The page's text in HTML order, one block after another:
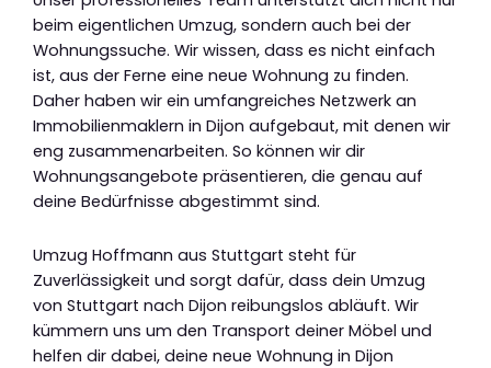
beim eigentlichen Umzug, sondern auch bei der
Wohnungssuche. Wir wissen, dass es nicht einfach
ist, aus der Ferne eine neue Wohnung zu finden.
Daher haben wir ein umfangreiches Netzwerk an
Immobilienmaklern in Dijon aufgebaut, mit denen wir
eng zusammenarbeiten. So können wir dir
Wohnungsangebote präsentieren, die genau auf
deine Bedürfnisse abgestimmt sind.
Umzug Hoffmann aus Stuttgart steht für
Zuverlässigkeit und sorgt dafür, dass dein Umzug
von Stuttgart nach Dijon reibungslos abläuft. Wir
kümmern uns um den Transport deiner Möbel und
helfen dir dabei, deine neue Wohnung in Dijon